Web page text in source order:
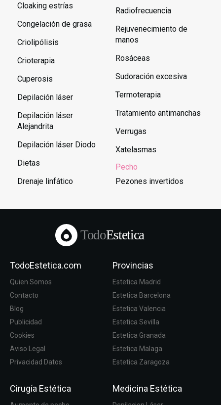
Cloaking estrías
Congelación de grasa
Criolipólisis
Crioterapia
Cuperosis
Depilación láser
Depilación láser
Alejandrita
Depilación láser Diodo
Dietas
Drenaje linfático
Radiofrecuencia
Rejuvenecimiento de
manos
Rosáceas
Sudoración excesiva
Termoterapia
Tratamiento antimanchas
Verrugas
Xatelasmas
Pecho
Pezones invertidos
TodoEstetica
TodoEstetica.com
Quien Somos
Contacto
Blog
Publicidad
Cookies
Aviso Legal
Privacidad Datos
Provincias
Estetica Madrid
Estetica Barcelona
Estetica Valencia
Estetica Sevilla
Estetica Granada
Estetica Malaga
Estetica Zaragoza
Cirugía Estética Medicina Estética